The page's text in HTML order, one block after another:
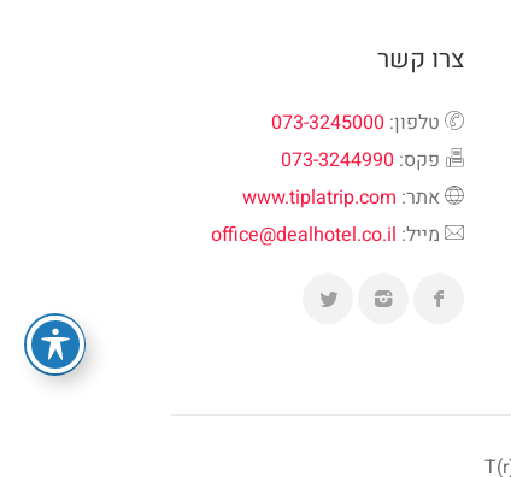
צרו קשר
טלפון: 073-3245000
פקס: 073-3244990
אתר: www.tiplatrip.com
מייל: office@dealhotel.co.il